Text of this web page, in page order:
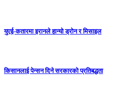
युएई-कतारमा इरानले हान्यो ड्रोन र मिसाइल
किसानलाई पेन्सन दिने सरकारको प्रतिबद्धता